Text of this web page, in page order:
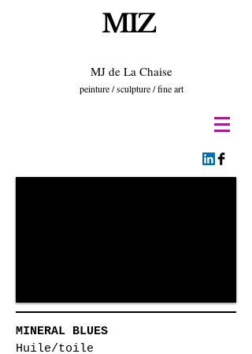
MIZ
MJ de La Chaise
peinture / sculpture / fine art
MINERAL BLUES
Huile/toile